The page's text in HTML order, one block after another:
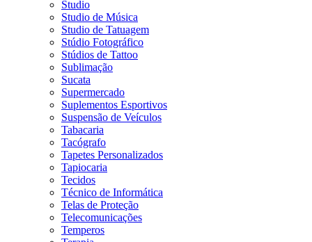
Studio
Studio de Música
Studio de Tatuagem
Stúdio Fotográfico
Stúdios de Tattoo
Sublimação
Sucata
Supermercado
Suplementos Esportivos
Suspensão de Veículos
Tabacaria
Tacógrafo
Tapetes Personalizados
Tapiocaria
Tecidos
Técnico de Informática
Telas de Proteção
Telecomunicações
Temperos